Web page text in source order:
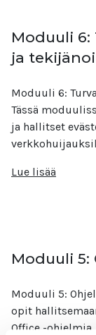
Moduuli
ja
Moduuli 6:
Tässä
ja hallitset
Lue lisää
Moduuli
Moduuli 5:
opit
Office -